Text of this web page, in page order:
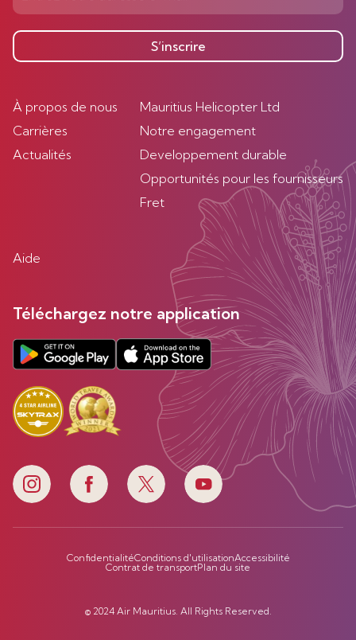
S’inscrire
À propos de nous
Carrières
Actualités
Mauritius Helicopter Ltd
Notre engagement
Developpement durable
Opportunités pour les fournisseurs
Fret
Aide
Téléchargez notre application
ConfidentialitéConditions d'utilisationAccessibilité
Contrat de transportPlan du site
© 2024 Air Mauritius. All Rights Reserved.